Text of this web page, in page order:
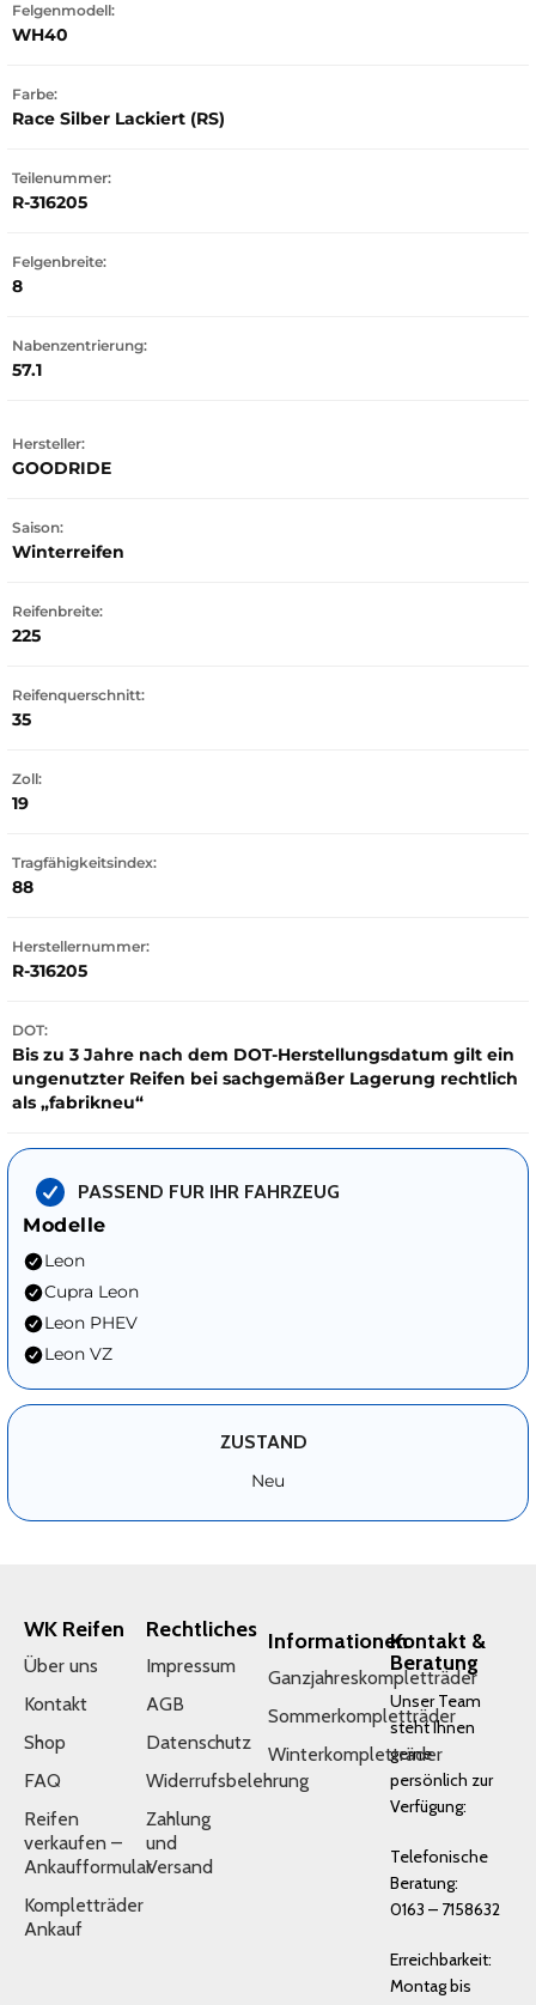
Felgenmodell:
WH40
Farbe:
Race Silber Lackiert (RS)
Teilenummer:
R-316205
Felgenbreite:
8
Nabenzentrierung:
57.1
Hersteller:
GOODRIDE
Saison:
Winterreifen
Reifenbreite:
225
Reifenquerschnitt:
35
Zoll:
19
Tragfähigkeitsindex:
88
Herstellernummer:
R-316205
DOT:
Bis zu 3 Jahre nach dem DOT-Herstellungsdatum gilt ein
ungenutzter Reifen bei sachgemäßer Lagerung rechtlich
als „fabrikneu“
PASSEND FUR IHR FAHRZEUG
Modelle
Leon
Cupra Leon
Leon PHEV
Leon VZ
ZUSTAND
Neu
WK Reifen
Über uns
Kontakt
Shop
FAQ
Reifen
verkaufen –
Ankaufformular
Kompletträder
Ankauf
Rechtliches
Impressum
AGB
Datenschutz
Widerrufsbelehrung
Zahlung
und
Versand
Informationen
Ganzjahreskompletträder
Sommerkompletträder
Winterkompletträder
Kontakt &
Beratung
Unser Team
steht Ihnen
gerne
persönlich zur
Verfügung:
Telefonische
Beratung:
0163 – 7158632
Erreichbarkeit:
Montag bis